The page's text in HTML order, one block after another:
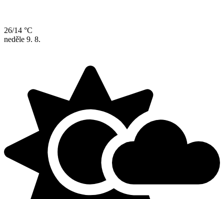
26/14 °C
neděle 9. 8.